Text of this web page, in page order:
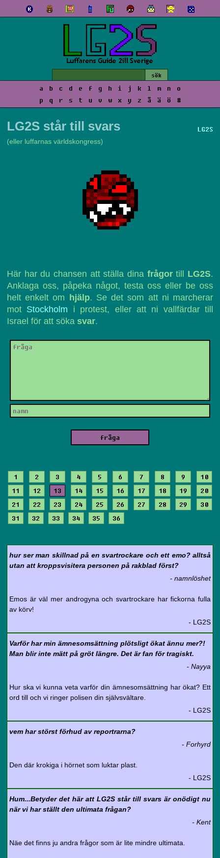
a b c d e f g h i j k l m n
o
p
q r s t u v w x y z å ä ö #
LG2S
LG2S står till svars
(eller luffarnas världskongress)
Här har du chansen att ställa dina frågortill LG2S.
Anklaga oss, påpeka något, testa oss eller be oss
helt enkelt om
hjälp. Se det som att ni marcherar
mot Stockholm i protest, eller att ni vallfärdar till
Israel för att söka svar.
1 2 3 4 5 6 7 8 9
10
11
12 13 14 15 16 17 18 19
20
21
22 23 24 25 26 27 28 29
30
31
32 33 34 35 36
hur ser man skillnad på en svartrockare och ett emo? alltså
utan att kroppsvisitera personen på rakblad först?
- namnlöshet
Emos är väl mer androgyna och svartrockare har fickorna fulla
av körv!
- LG2S
Varför har min ämnesomsättning plötsligt ökat ännu mer?!
Man blir inte mätt på gröt längre. Det är fan för tragiskt.
- Nayya
Hur ska vi kunna veta varför din ämnesomsättning har ökat? Ett
ord till och vi ringer polisen din självsvältare.
- LG2S
vem har störst förhud av reportrarna?
- Forhyrd
Den där krokiga i hörnet som luktar plast.
- LG2S
Hum...Betyder det här att LG2S står till svars är onödigt nu
när vi har ställt den ultimata frågan?
- Kent
Näe det finns ju andra frågor som är lite mindre ultimata.